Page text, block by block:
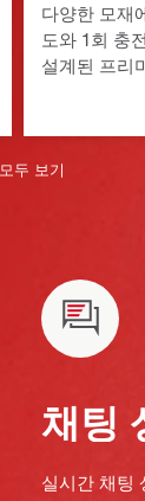
다양한 모재
도와 1회 충
설계된 프리
모두 보기
채팅
실시간 채팅